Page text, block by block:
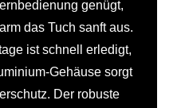
genügt,
das Tuch sanft aus.
ist schnell erledigt,
Gehäuse sorgt
Der robuste